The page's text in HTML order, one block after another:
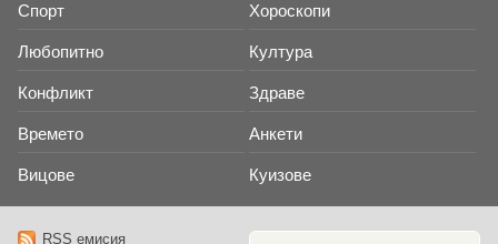
Спорт Хороскопи
Любопитно Култура
Конфликт Здраве
Времето Анкети
Вицове Куизове
RSS емисия